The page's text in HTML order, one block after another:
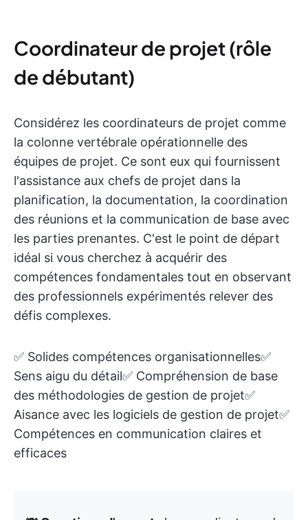
Coordinateur de projet (rôle
de débutant)
Considérez les coordinateurs de projet comme
la colonne vertébrale opérationnelle des
équipes de projet. Ce sont eux qui fournissent
l'assistance aux chefs de projet dans la
planification, la documentation, la coordination
des réunions et la communication de base avec
les parties prenantes. C'est le point de départ
idéal si vous cherchez à acquérir des
compétences fondamentales tout en observant
des professionnels expérimentés relever des
défis complexes.
✅ Solides compétences organisationnelles✅
Sens aigu du détail✅ Compréhension de base
des méthodologies de gestion de projet✅
Aisance avec les logiciels de gestion de projet✅
Compétences en communication claires et
efficaces